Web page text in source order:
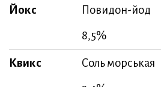
Йокс Повидон-йод
8,5%
Квикс Соль морськая